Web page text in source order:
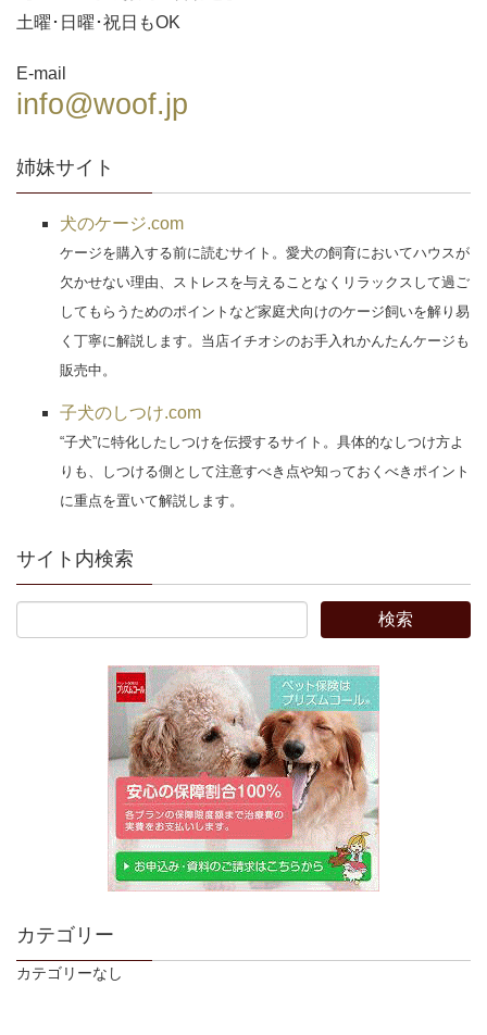
土曜･日曜･祝日もOK
E-mail
info@woof.jp
姉妹サイト
犬のケージ.com
ケージを購入する前に読むサイト。愛犬の飼育においてハウスが
欠かせない理由、ストレスを与えることなくリラックスして過ご
してもらうためのポイントなど家庭犬向けのケージ飼いを解り易
く丁寧に解説します。当店イチオシのお手入れかんたんケージも
販売中。
子犬のしつけ.com
“子犬”に特化したしつけを伝授するサイト。具体的なしつけ方よ
りも、しつける側として注意すべき点や知っておくべきポイント
に重点を置いて解説します。
サイト内検索
カテゴリー
カテゴリーなし